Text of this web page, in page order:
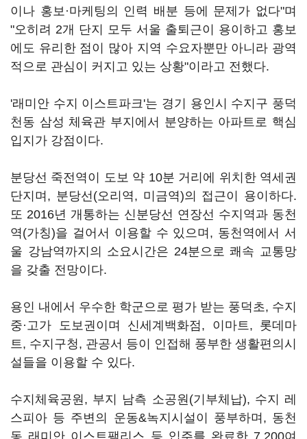
이나 홍보·마케팅의 인력 배분 등에 문제가 없다"며
"오히려 2개 단지 모두 서울 출퇴근이 용이하고 홍보
에도 유리한 점이 많아 지역 수요자뿐만 아니라 광역
적으로 관심이 커지고 있는 상황"이라고 전했다.
'래미안 수지 이스트파크'는 경기 용인시 수지구 풍덕
천동 삼성 체육관 부지에서 분양하는 아파트로 핵심
입지가 강점이다.
분당선 죽전역이 도보 약 10분 거리에 위치한 역세권
단지며, 분당선(오리역, 미금역)의 접근이 용이하다.
또 2016년 개통하는 신분당선 연장선 수지역과 동천
역(가칭)을 걸어서 이용할 수 있으며, 동천역에서 서
울 강남역까지의 소요시간은 24분으로 쾌속 교통망
을 갖출 전망이다.
용인 내에서 우수한 학군으로 평가 받는 풍덕초, 수지
중·고가 도보권이며 신세계백화점, 이마트, 롯데마
트, 수지구청, 관공서 등이 인접해 풍부한 생활편의시
설들을 이용할 수 있다.
수지체육공원, 부지 남측 소공원(기부체납), 수지 레
스피아 등 주변의 운동&녹지시설이 풍부하며, 동천
동 래미안 이스트팰리스 등 입주를 완료한 7,200여